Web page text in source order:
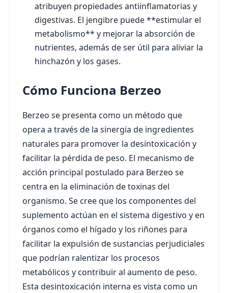
atribuyen propiedades antiinflamatorias y
digestivas. El jengibre puede **estimular el
metabolismo** y mejorar la absorción de
nutrientes, además de ser útil para aliviar la
hinchazón y los gases.
Cómo Funciona Berzeo
Berzeo se presenta como un método que
opera a través de la sinergia de ingredientes
naturales para promover la desintoxicación y
facilitar la pérdida de peso. El mecanismo de
acción principal postulado para Berzeo se
centra en la eliminación de toxinas del
organismo. Se cree que los componentes del
suplemento actúan en el sistema digestivo y en
órganos como el hígado y los riñones para
facilitar la expulsión de sustancias perjudiciales
que podrían ralentizar los procesos
metabólicos y contribuir al aumento de peso.
Esta desintoxicación interna es vista como un